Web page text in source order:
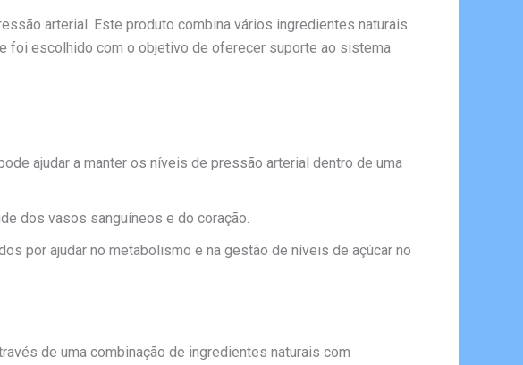
arterial. Este produto combina vários ingredientes naturais
foi escolhido com o objetivo de oferecer suporte ao sistema
ajudar a manter os níveis de pressão arterial dentro de uma
dos vasos sanguíneos e do coração.
por ajudar no metabolismo e na gestão de níveis de açúcar no
de uma combinação de ingredientes naturais com